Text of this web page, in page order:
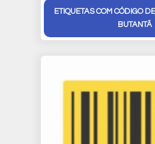
ETIQUETAS COM CÓDIGO
BUTANTÃ